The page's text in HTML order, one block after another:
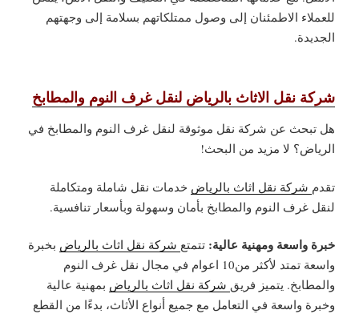
للعملاء الاطمئنان إلى وصول ممتلكاتهم بسلامة إلى وجهتهم
الجديدة.
شركة نقل الاثاث بالرياض لنقل غرف النوم والمطابخ
هل تبحث عن شركة نقل موثوقة لنقل غرف النوم والمطابخ في
الرياض؟ لا مزيد من البحث!
تقدم شركة نقل اثاث بالرياض خدمات نقل شاملة ومتكاملة
لنقل غرف النوم والمطابخ بأمان وسهولة وبأسعار تنافسية.
خبرة واسعة ومهنية عالية: تتمتع شركة نقل اثاث بالرياض بخبرة
واسعة تمتد لأكثر من10 اعوام في مجال نقل غرف النوم
والمطابخ. يتميز فريق شركة نقل اثاث بالرياض بمهنية عالية
وخبرة واسعة في التعامل مع جميع أنواع الأثاث، بدءًا من القطع